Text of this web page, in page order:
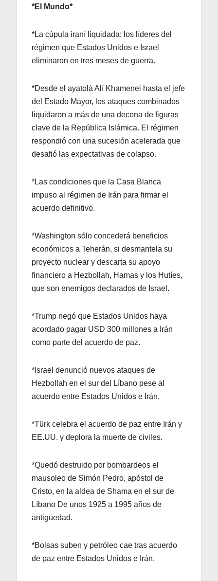
*El Mundo*
*La cúpula iraní liquidada: los líderes del
régimen que Estados Unidos e Israel
eliminaron en tres meses de guerra.
*Desde el ayatolá Alí Khamenei hasta el jefe
del Estado Mayor, los ataques combinados
liquidaron a más de una decena de figuras
clave de la República Islámica. El régimen
respondió con una sucesión acelerada que
desafió las expectativas de colapso.
*Las condiciones que la Casa Blanca
impuso al régimen de Irán para firmar el
acuerdo definitivo.
*Washington sólo concederá beneficios
económicos a Teherán, si desmantela su
proyecto nuclear y descarta su apoyo
financiero a Hezbollah, Hamas y los Hutíes,
que son enemigos declarados de Israel.
*Trump negó que Estados Unidos haya
acordado pagar USD 300 millones a Irán
como parte del acuerdo de paz.
*Israel denunció nuevos ataques de
Hezbollah en el sur del Líbano pese al
acuerdo entre Estados Unidos e Irán.
*Türk celebra el acuerdo de paz entre Irán y
EE.UU. y deplora la muerte de civiles.
*Quedó destruido por bombardeos el
mausoleo de Simón Pedro, apóstol de
Cristo, en la aldea de Shama en el sur de
Líbano De unos 1925 a 1995 años de
antigüedad.
*Bolsas suben y petróleo cae tras acuerdo
de paz entre Estados Unidos e Irán.